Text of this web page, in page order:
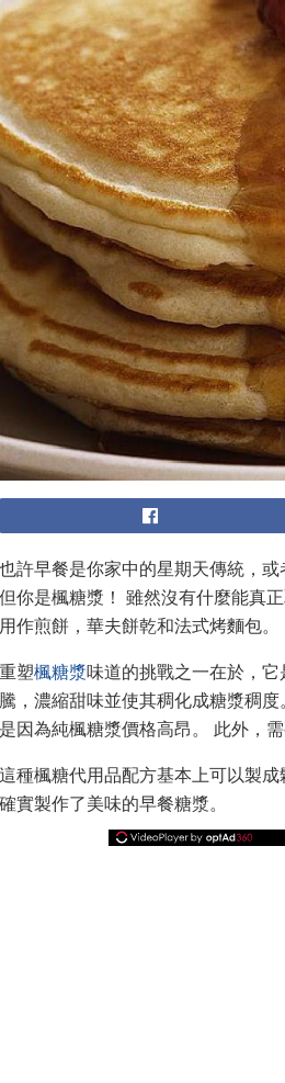
也許早餐是你家中的星期天傳統，
但你是楓糖漿！ 雖然沒有什麼能真
用作煎餅，華夫餅乾和法式烤麵包。
重塑楓糖漿味道的挑戰之一在於，
騰，濃縮甜味並使其稠化成糖漿稠
是因為純楓糖漿價格高昂。 此外，
這種楓糖代用品配方基本上可以製
確實製作了美味的早餐糖漿。